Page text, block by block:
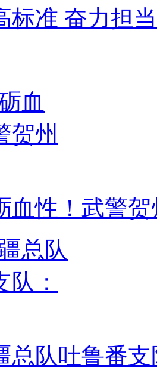
标准 奋力担
血性！武警
总队吐鲁番